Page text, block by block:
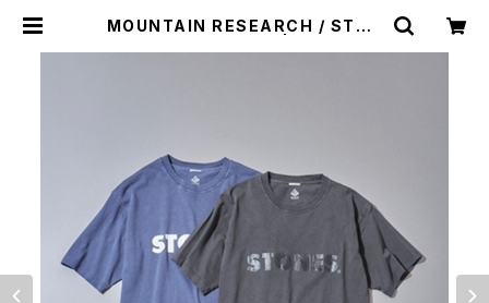
MOUNTAIN RESEARCH / STON